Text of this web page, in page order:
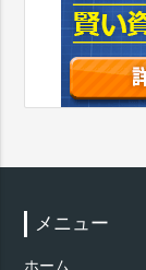
メニュー
ホーム